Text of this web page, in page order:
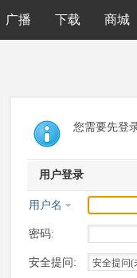
广播 下载 商城
您需要先登
用户登录
用户名
密码:
安全提问: